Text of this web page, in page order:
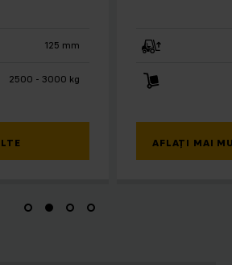
125 mm
2500 - 3000 kg
AFLAȚI MAI